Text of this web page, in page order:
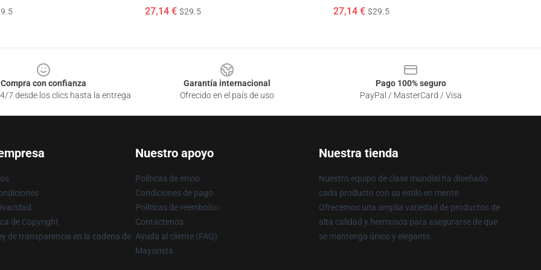
27,14 € $29.5 27,14 € $29.5
Compra con confianza
7 desde los clics hasta la entrega
Garantía internacional
Ofrecido en el país de uso
Pago 100% seguro
PayPal / MasterCard / Visa
de Copyright
de transparencia en la cadena de
Nuestro apoyo
Políticas de envío
Condiciones de pago
Políticas de reembolso
Contáctenos
Ayuda al cliente (FAQ)
Mayorista
Nuestra tienda
Nuestro equipo de clase mundial ha diseñado
cada producto con su estilo en mente.
Ofrecemos una amplia variedad de productos de
alta calidad y hermosos para asegurarse de que
se mantenga único y elegante.